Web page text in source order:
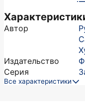
Автор
Издательство
Серия
Все характеристики